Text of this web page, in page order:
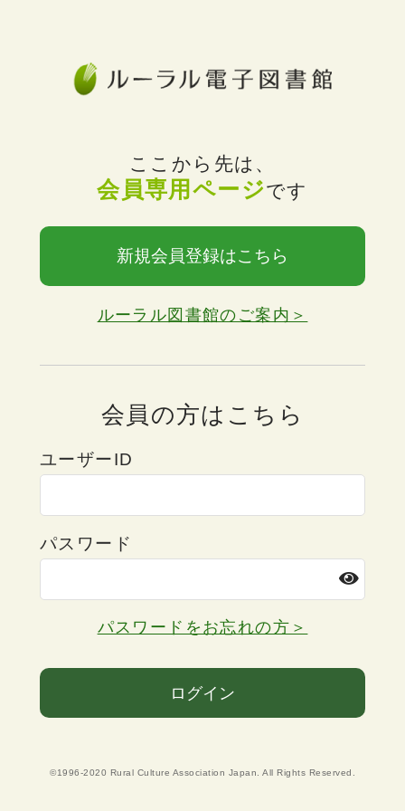
ここから先は、
会員専用ページです
新規会員登録はこちら
ルーラル図書館のご案内＞
会員の方はこちら
ユーザーID
パスワード
パスワードをお忘れの方＞
ログイン
©1996-2020 Rural Culture Association Japan. All Rights Reserved.